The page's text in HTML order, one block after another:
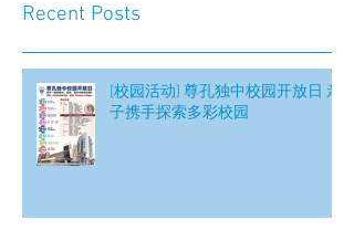
Recent Posts
[校园活动] 尊孔独中校园开放日 亲
子携手探索多彩校园